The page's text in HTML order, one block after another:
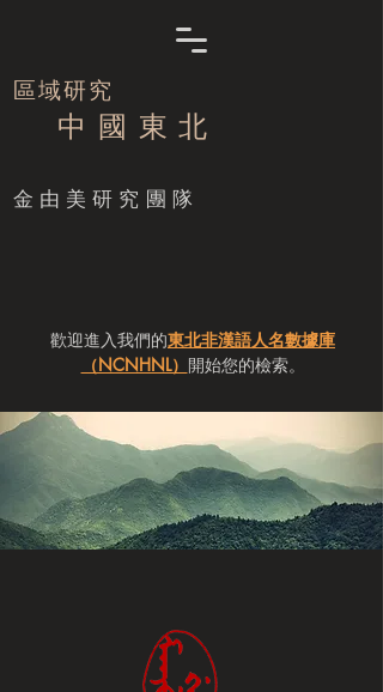
區域研究
中 國 東 北
​金由美研究團隊
歡迎進入我們的東北非漢語人名數據庫
（NCNHNL） 開始您的檢索。